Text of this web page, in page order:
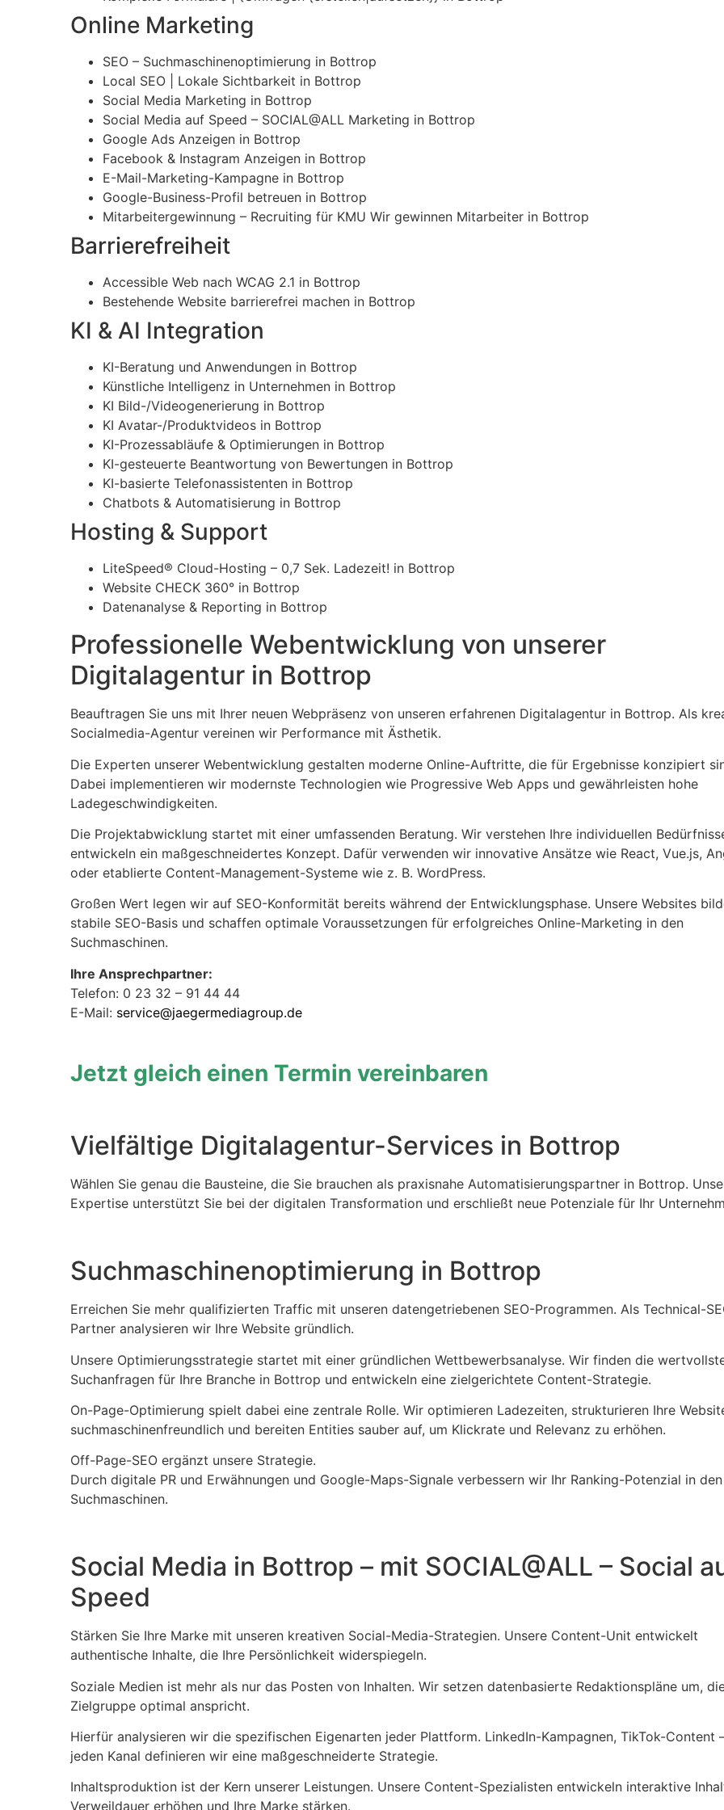
Online Marketing
SEO – Suchmaschinenoptimierung in Bottrop
Local SEO | Lokale Sichtbarkeit in Bottrop
Social Media Marketing in Bottrop
Social Media auf Speed – SOCIAL@ALL Marketing in Bottrop
Google Ads Anzeigen in Bottrop
Facebook & Instagram Anzeigen in Bottrop
E-Mail-Marketing-Kampagne in Bottrop
Google-Business-Profil betreuen in Bottrop
Mitarbeitergewinnung – Recruiting für KMU Wir gewinnen Mitarbeiter in Bottrop
Barrierefreiheit
Accessible Web nach WCAG 2.1 in Bottrop
Bestehende Website barrierefrei machen in Bottrop
KI & AI Integration
KI-Beratung und Anwendungen in Bottrop
Künstliche Intelligenz in Unternehmen in Bottrop
KI Bild-/Videogenerierung in Bottrop
KI Avatar-/Produktvideos in Bottrop
KI-Prozessabläufe & Optimierungen in Bottrop
KI-gesteuerte Beantwortung von Bewertungen in Bottrop
KI-basierte Telefonassistenten in Bottrop
Chatbots & Automatisierung in Bottrop
Hosting & Support
LiteSpeed® Cloud-Hosting – 0,7 Sek. Ladezeit! in Bottrop
Website CHECK 360° in Bottrop
Datenanalyse & Reporting in Bottrop
Professionelle Webentwicklung von unserer
Digitalagentur in Bottrop
Beauftragen Sie uns mit Ihrer neuen Webpräsenz von unseren erfahrenen Digitalagentur in Bottrop. Als
Socialmedia-Agentur vereinen wir Performance mit Ästhetik.
Die Experten unserer Webentwicklung gestalten moderne Online-Auftritte, die für Ergebnisse konzipiert
Dabei implementieren wir modernste Technologien wie Progressive Web Apps und gewährleisten hohe
Ladegeschwindigkeiten.
Die Projektabwicklung startet mit einer umfassenden Beratung. Wir verstehen Ihre individuellen
entwickeln ein maßgeschneidertes Konzept. Dafür verwenden wir innovative Ansätze wie React, Vue.js,
oder etablierte Content-Management-Systeme wie z. B. WordPress.
Großen Wert legen wir auf SEO-Konformität bereits während der Entwicklungsphase. Unsere Websites
stabile SEO-Basis und schaffen optimale Voraussetzungen für erfolgreiches Online-Marketing in den
Suchmaschinen.
Ihre Ansprechpartner:
Telefon: 0 23 32 – 91 44 44
E-Mail: service@jaegermediagroup.de
Jetzt gleich einen Termin vereinbaren
Vielfältige Digitalagentur-Services in Bottrop
Wählen Sie genau die Bausteine, die Sie brauchen als praxisnahe Automatisierungspartner in Bottrop.
Expertise unterstützt Sie bei der digitalen Transformation und erschließt neue Potenziale für Ihr
Suchmaschinenoptimierung in Bottrop
Erreichen Sie mehr qualifizierten Traffic mit unseren datengetriebenen SEO-Programmen. Als Technical-
Partner analysieren wir Ihre Website gründlich.
Unsere Optimierungsstrategie startet mit einer gründlichen Wettbewerbsanalyse. Wir finden die
Suchanfragen für Ihre Branche in Bottrop und entwickeln eine zielgerichtete Content-Strategie.
On-Page-Optimierung spielt dabei eine zentrale Rolle. Wir optimieren Ladezeiten, strukturieren Ihre
suchmaschinenfreundlich und bereiten Entities sauber auf, um Klickrate und Relevanz zu erhöhen.
Off-Page-SEO ergänzt unsere Strategie.
Durch digitale PR und Erwähnungen und Google-Maps-Signale verbessern wir Ihr Ranking-Potenzial in den
Suchmaschinen.
Social Media in Bottrop – mit SOCIAL@ALL – Social
Speed
Stärken Sie Ihre Marke mit unseren kreativen Social-Media-Strategien. Unsere Content-Unit entwickelt
authentische Inhalte, die Ihre Persönlichkeit widerspiegeln.
Soziale Medien ist mehr als nur das Posten von Inhalten. Wir setzen datenbasierte Redaktionspläne um,
Zielgruppe optimal anspricht.
Hierfür analysieren wir die spezifischen Eigenarten jeder Plattform. LinkedIn-Kampagnen, TikTok-Content
jeden Kanal definieren wir eine maßgeschneiderte Strategie.
Inhaltsproduktion ist der Kern unserer Leistungen. Unsere Content-Spezialisten entwickeln interaktive
Verweildauer erhöhen und Ihre Marke stärken.